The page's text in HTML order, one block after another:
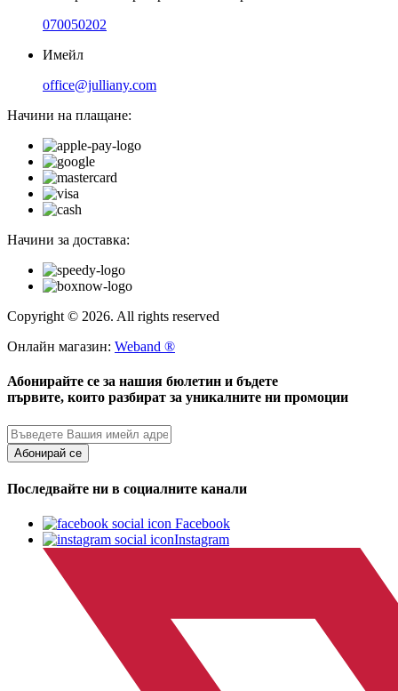
070050202
Имейл
office@julliany.com
Начини на плащане:
Начини за доставка:
Copyright © 2026. All rights reserved
Онлайн магазин: Weband ®
Абонирайте се за нашия бюлетин и бъдете
първите, които разбират за уникалните ни промоции
Абонирай се
Последвайте ни в социалните канали
Facebook
Instagram